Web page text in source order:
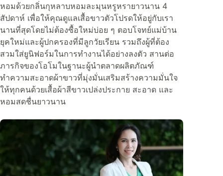
หอมด้วยกลิ่นกุหลาบหอมละมุนหรูหรายาวนาน 4
สัปดาห์ เพื่อให้คุณดูแลเสื้อขาวตัวโปรดให้อยู่กับเรา
นานที่สุดโดยไม่ต้องซื้อใหม่บ่อย ๆ ตอบโจทย์แม่บ้าน
ยุคใหม่และผู้ปกครองที่มีลูกวัยเรียน รวมถึงผู้ที่ต้อง
สวมใส่ยูนิฟอร์มในการทำงานได้อย่างลงตัว สานต่อ
ภารกิจของโอโมในฐานะผู้นำตลาดผลิตภัณฑ์
ทำความสะอาดผ้าขาวที่มุ่งมั่นเสริมสร้างความมั่นใจ
ให้ทุกคนด้วยเสื้อผ้าสีขาวเปล่งประกาย สะอาด และ
หอมสดชื่นยาวนาน